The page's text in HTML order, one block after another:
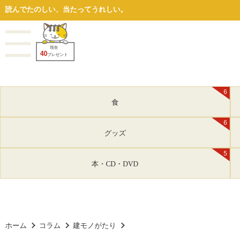
読んでたのしい、当たってうれしい。
現在
40プレゼント
6
食
6
グッズ
5
本・CD・DVD
ホーム コラム 建モノがたり